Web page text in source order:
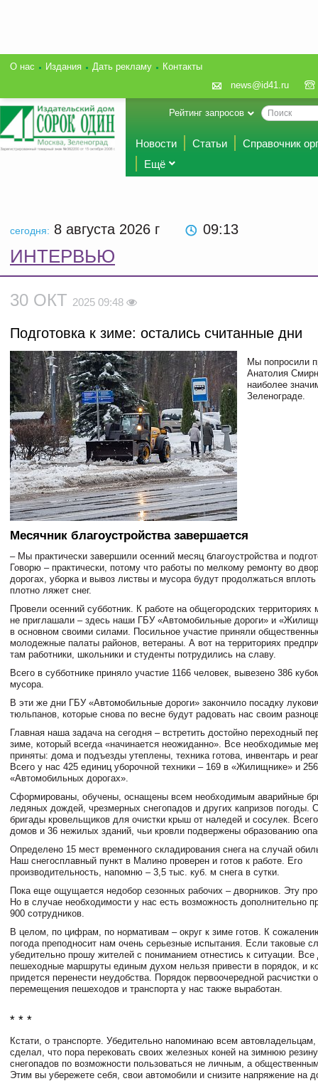
О нас Издания Дать рекламу
Контакты
news@id41.ru
Рейтинг запросов
Новости Статьи
Справочник
Ещё
сегодня: 8 августа 2026 г 09:13
ИНТЕРВЬЮ
30 ОКТ 2025 09:48
Подготовка к зиме: остались считанные дни
Мы попросили
Анатолия
наиболее
Зеленограде.
Месячник благоустройства завершается
– Мы практически завершили осенний месяц благоустройства и
Говорю – практически, потому что работы по мелкому ремонту во
дорогах, уборка и вывоз листвы и мусора будут продолжаться вплоть
плотно ляжет снег.
Провели осенний субботник. К работе на общегородских территориях
не приглашали – здесь наши ГБУ «Автомобильные дороги» и
в основном своими силами. Посильное участие приняли
молодежные палаты районов, ветераны. А вот на территориях
там работники, школьники и студенты потрудились на славу.
Всего в субботнике приняло участие 1166 человек, вывезено 386
мусора.
В эти же дни ГБУ «Автомобильные дороги» закончило посадку
тюльпанов, которые снова по весне будут радовать нас своим
Главная наша задача на сегодня – встретить достойно переходный
зиме, который всегда «начинается неожиданно». Все необходимые
приняты: дома и подъезды утеплены, техника готова, инвентарь и
Всего у нас 425 единиц уборочной техники – 169 в «Жилищнике» и
«Автомобильных дорогах».
Сформированы, обучены, оснащены всем необходимым аварийные
ледяных дождей, чрезмерных снегопадов и других капризов погоды.
бригады кровельщиков для очистки крыш от наледей и сосулек.
домов и 36 нежилых зданий, чьи кровли подвержены образованию
Определено 15 мест временного складирования снега на случай
Наш снегосплавный пункт в Малино проверен и готов к работе. Его
производительность, напомню – 3,5 тыс. куб. м снега в сутки.
Пока еще ощущается недобор сезонных рабочих – дворников. Эту
Но в случае необходимости у нас есть возможность дополнительно
900 сотрудников.
В целом, по цифрам, по нормативам – округ к зиме готов. К
погода преподносит нам очень серьезные испытания. Если таковые
убедительно прошу жителей с пониманием отнестись к ситуации. Все
пешеходные маршруты единым духом нельзя привести в порядок, и
придется перенести неудобства. Порядок первоочередной расчистки
перемещения пешеходов и транспорта у нас также выработан.
* * *
Кстати, о транспорте. Убедительно напоминаю всем автовладельцам,
сделал, что пора перековать своих железных коней на зимнюю
снегопадов по возможности пользоваться не личным, а
Этим вы убережете себя, свои автомобили и снизите напряжение на